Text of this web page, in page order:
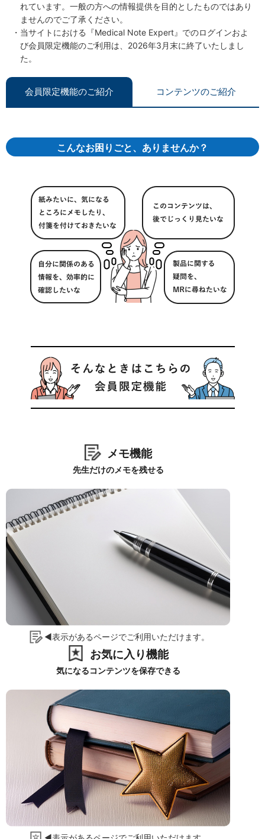
れています。一般の方への情報提供を目的としたものではあり
ませんのでご了承ください。
当サイトにおける『Medical Note Expert』でのログインおよ
び会員限定機能のご利用は、2026年3月末に終了いたしまし
た。
会員限定機能のご紹介 コンテンツのご紹介
こんなお困りごと、ありませんか？
メモ機能
先生だけのメモを残せる
◀表示があるページでご利用いただけます。
お気に入り機能
気になるコンテンツを保存できる